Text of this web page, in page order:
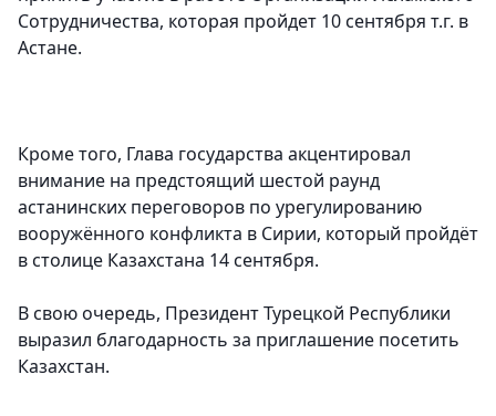
Сотрудничества, которая пройдет 10 сентября т.г. в
Астане.
Кроме того, Глава государства акцентировал
внимание на предстоящий шестой раунд
астанинских переговоров по урегулированию
вооружённого конфликта в Сирии, который пройдёт
в столице Казахстана 14 сентября.
В свою очередь, Президент Турецкой Республики
выразил благодарность за приглашение посетить
Казахстан.